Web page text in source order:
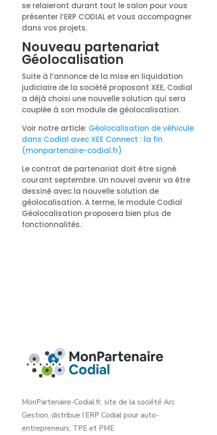
se relaieront durant tout le salon pour vous
présenter l’ERP CODIAL et vous accompagner
dans vos projets.
Nouveau partenariat
Géolocalisation
Suite à l’annonce de la mise en liquidation
judiciaire de la société proposant XEE, Codial
a déjà choisi une nouvelle solution qui sera
couplée à son module de géolocalisation.
Voir notre article: Géolocalisation de véhicule
dans Codial avec XEE Connect : la fin
(monpartenaire-codial.fr)
Le contrat de partenariat doit être signé
courant septembre. Un nouvel avenir va être
dessiné avec la nouvelle solution de
géolocalisation. A terme, le module Codial
Géolocalisation proposera bien plus de
fonctionnalités.
MonPartenaire-Codial.fr, site de la société Arc
Gestion, distribue l’ERP Codial pour auto-
entrepreneurs, TPE et PME.